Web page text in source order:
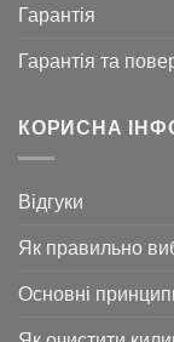
Гарантія
Гарантія та
КОРИСНА
Відгуки
Як правильно
Основні